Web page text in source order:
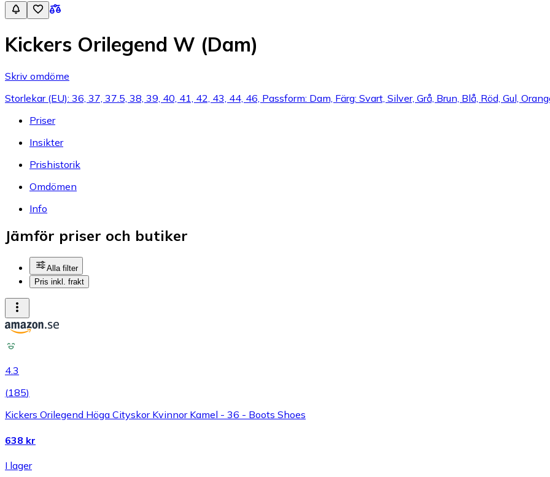
Kickers Orilegend W (Dam)
Skriv omdöme
Storlekar (EU): 36, 37, 37.5, 38, 39, 40, 41, 42, 43, 44, 46, Passform: Dam, Färg: Svart, Silver, Grå, Brun, Blå, Röd, Gul,
Priser
Insikter
Prishistorik
Omdömen
Info
Jämför priser och butiker
Alla filter
Pris inkl. frakt
4.3
(185)
Kickers Orilegend Höga Cityskor Kvinnor Kamel - 36 - Boots Shoes
638 kr
I lager